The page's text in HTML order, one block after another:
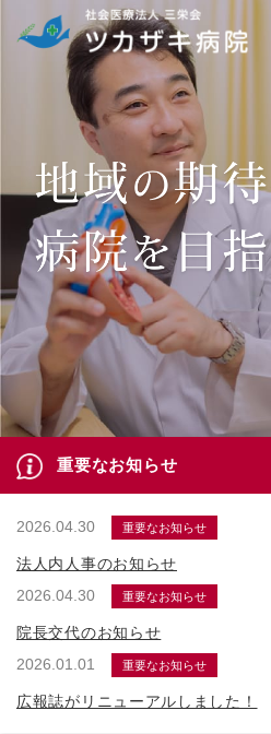
重要なお知らせ
2026.04.30 重要なお知らせ
法人内人事のお知らせ
2026.04.30
重要なお知らせ
院長交代のお知らせ
2026.01.01
重要なお知らせ
広報誌がリニューアルしました！